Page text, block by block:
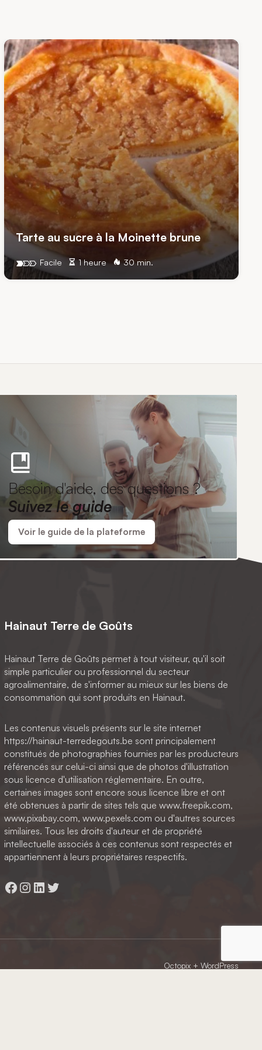
Tarte au sucre à la Moinette brune
1 heure 30 min.
Facile
Besoin d'aide, des questions ?
Suivez le guide
Voir le guide de la plateforme
Hainaut Terre de Goûts
Hainaut Terre de Goûts permet à tout visiteur, qu'il soit
simple particulier ou professionnel du secteur
agroalimentaire, de s'informer au mieux sur les biens de
consommation qui sont produits en Hainaut.
Les contenus visuels présents sur le site internet
https://hainaut-terredegouts.be sont principalement
constitués de photographies fournies par les producteurs
référencés sur celui-ci ainsi que de photos d'illustration
sous licence d'utilisation réglementaire. En outre,
certaines images sont encore sous licence libre et ont
été obtenues à partir de sites tels que www.freepik.com,
www.pixabay.com, www.pexels.com ou d'autres sources
similaires. Tous les droits d'auteur et de propriété
intellectuelle associés à ces contenus sont respectés et
appartiennent à leurs propriétaires respectifs.
Facebook
Instagram
LinkedIn
Twitter
Octopix+ WordPress